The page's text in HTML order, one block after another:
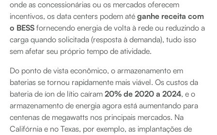
onde as concessionárias ou os mercados oferecem
incentivos, os data centers podem até ganhe receita com
o BESS fornecendo energia de volta à rede ou reduzindo a
carga quando solicitada (resposta à demanda), tudo isso
sem afetar seu próprio tempo de atividade.
Do ponto de vista econômico, o armazenamento em
baterias se tornou rapidamente mais viável. Os custos da
bateria de íon de lítio caíram 20% de 2020 a 2024, e o
armazenamento de energia agora está aumentando para
centenas de megawatts nos principais mercados. Na
Califórnia e no Texas, por exemplo, as implantações de